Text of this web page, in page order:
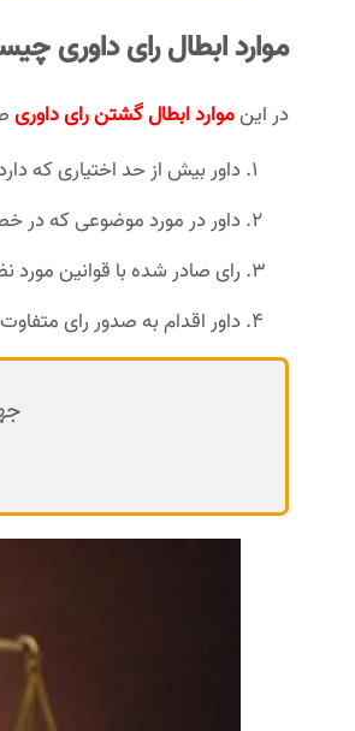
موارد ابطال رای داوری
در اینموارد ابطال گشتن رای داوری
داور بیش از حد اختیاری که
داور در مورد موضوعی که در
رای صادر شده با قوانین مورد
داور اقدام به صدور رای